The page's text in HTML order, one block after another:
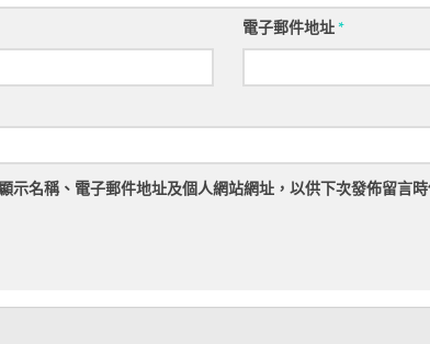
電子郵件地址*
示名稱、電子郵件地址及個人網站網址，以供下次發佈留言